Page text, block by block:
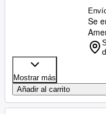
Se
Mostrar más
Añadir al carrito